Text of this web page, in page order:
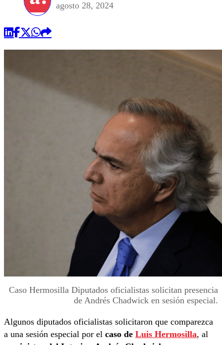
agosto 28, 2024
Caso Hermosilla Diputados oficialistas solicitan presencia
de Andrés Chadwick en sesión especial.
Algunos diputados oficialistas solicitaron que comparezca
a una sesión especial por el caso de Luis Hermosilla, al